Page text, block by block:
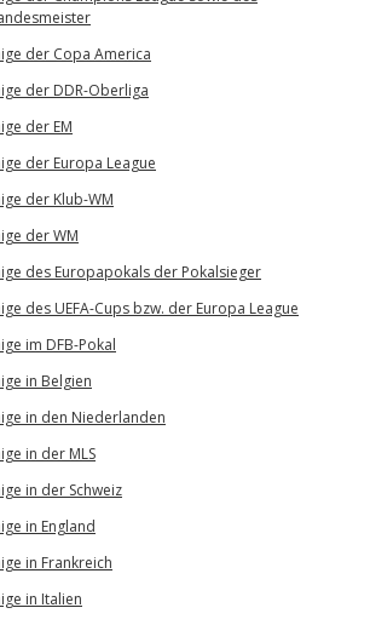
der Copa America
der DDR-Oberliga
der EM
der Europa League
der Klub-WM
der WM
des Europapokals der Pokalsieger
des UEFA-Cups bzw. der Europa League
im DFB-Pokal
in Belgien
in den Niederlanden
in der MLS
in der Schweiz
in England
in Frankreich
in Italien